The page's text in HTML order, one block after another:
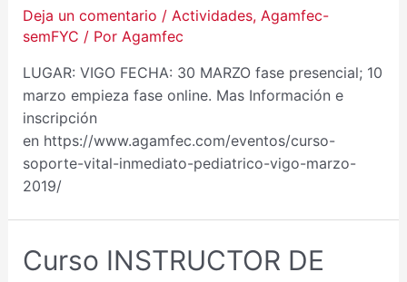
Deja un comentario / Actividades, Agamfec-
semFYC / Por Agamfec
LUGAR: VIGO FECHA: 30 MARZO fase presencial; 10
marzo empieza fase online. Mas Información e
inscripción
en https://www.agamfec.com/eventos/curso-
soporte-vital-inmediato-pediatrico-vigo-marzo-
2019/
Curso INSTRUCTOR DE